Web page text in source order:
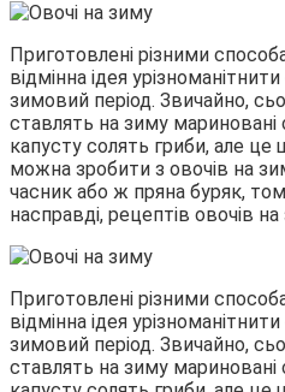
Приготовлені різними
відмінна ідея
зимовий період. Звичайно,
ставлять на зиму мариновані
капусту солять гриби, але
можна зробити з овочів на
часник або ж пряна буряк,
насправді, рецептів овочів на
Приготовлені різними
відмінна ідея
зимовий період. Звичайно,
ставлять на зиму мариновані